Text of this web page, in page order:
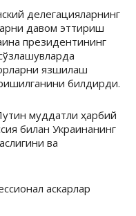
делегацияларнинг
давом эттириш
президентининг
язшилаш
билдирди.
муддатли ҳарбий
билан Украинанинг
ва
аскарлар